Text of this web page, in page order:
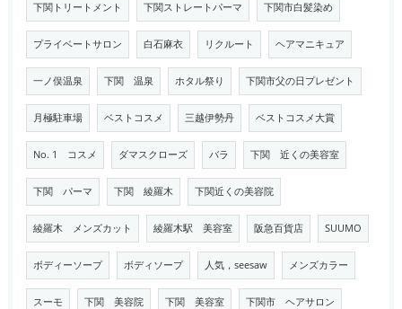
下関トリートメント 下関ストレートパーマ 下関市白髪染め
プライベートサロン 白石麻衣 リクルート ヘアマニキュア
一ノ俣温泉 下関 温泉 ホタル祭り 下関市父の日プレゼント
月極駐車場 ベストコスメ 三越伊勢丹 ベストコスメ大賞
No. 1 コスメ ダマスクローズ バラ 下関 近くの美容室
下関 パーマ 下関 綾羅木 下関近くの美容院
綾羅木 メンズカット 綾羅木駅 美容室 阪急百貨店 SUUMO
ボディーソープ ボディソープ 人気，seesaw メンズカラー
スーモ 下関 美容院 下関 美容室 下関市 ヘアサロン